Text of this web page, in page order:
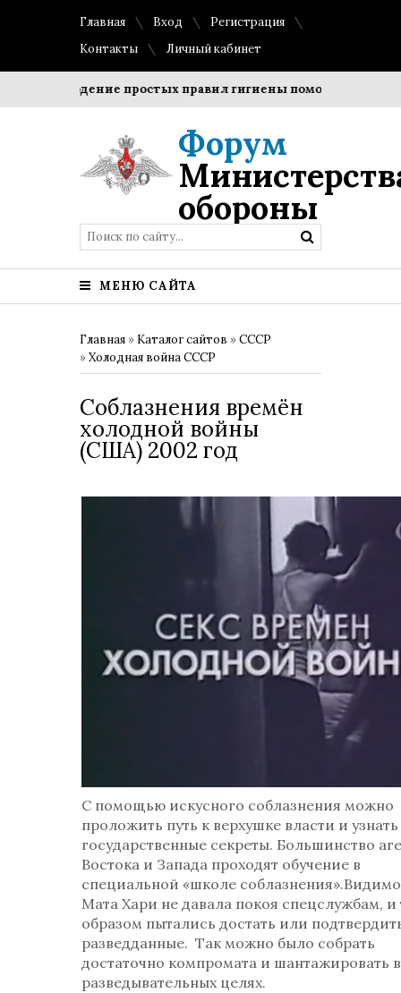
Главная Вход
Регистрация
Контакты
Личный кабинет
Соблюдение простых правил гигиены помогает
Форум
обороны
МЕНЮ САЙТА
Главная » Каталог сайтов »СССР
»Холодная война СССР
Соблазнения времён
холодной войны
(США) 2002 год
С помощью искусного соблазнения можно
проложить путь к верхушке власти и
государственные секреты. Большинство
Востока и Запада проходят обучение в
специальной «школе
Мата Хари не давала покоя спецслужбам, и
образом пытались достать или
разведданные. Так можно было собрать
достаточно компромата и шантажировать в
разведывательных целях.